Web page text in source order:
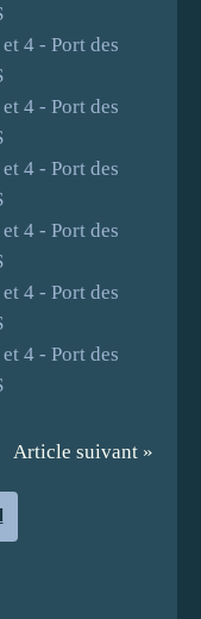
Article suivant »